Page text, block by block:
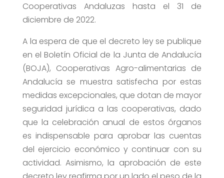
Cooperativas Andaluzas hasta el 31 de
diciembre de 2022.
A la espera de que el decreto ley se publique
en el Boletín Oficial de la Junta de Andalucía
(BOJA), Cooperativas Agro-alimentarias de
Andalucía se muestra satisfecha por estas
medidas excepcionales, que dotan de mayor
seguridad jurídica a las cooperativas, dado
que la celebración anual de estos órganos
es indispensable para aprobar las cuentas
del ejercicio económico y continuar con su
actividad. Asimismo, la aprobación de este